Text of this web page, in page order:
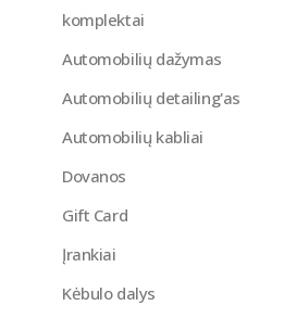
komplektai
Automobilių dažymas
Automobilių detailing'as
Automobilių kabliai
Dovanos
Gift Card
Įrankiai
Kėbulo dalys